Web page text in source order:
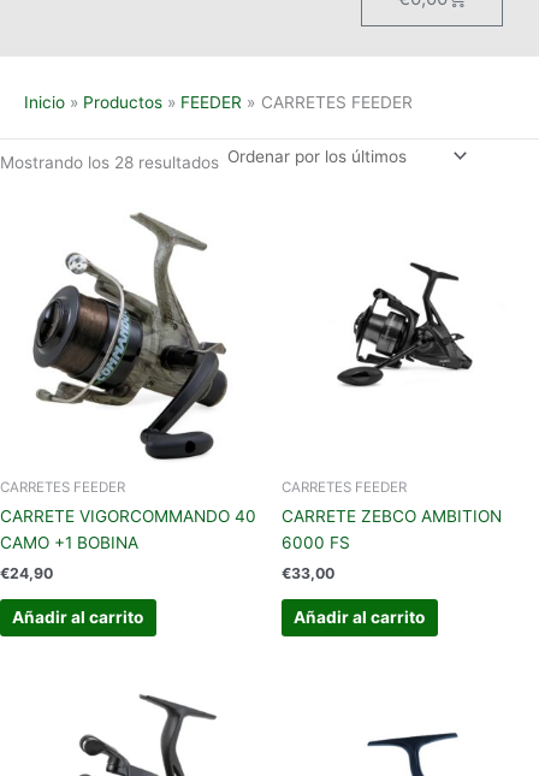
Inicio Productos FEEDER CARRETES FEEDER
Mostrando los 28 resultados
CARRETES FEEDER
CARRETE VIGORCOMMANDO 40
CAMO +1 BOBINA
€24,90
Añadir al carrito
CARRETES FEEDER
CARRETE ZEBCO AMBITION
6000 FS
€33,00
Añadir al carrito